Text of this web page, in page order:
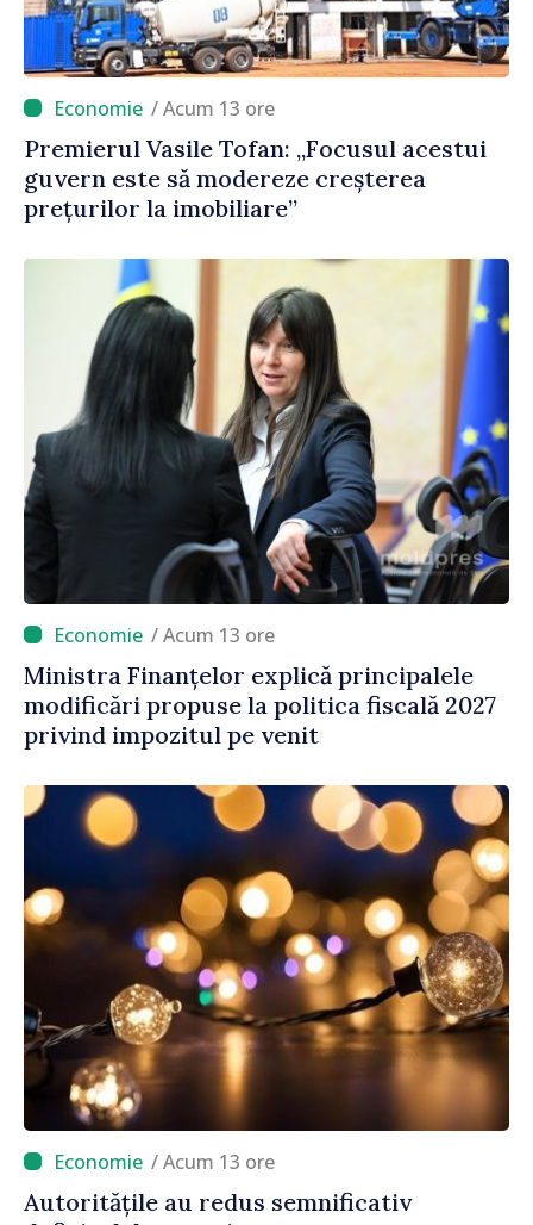
/ Acum 13 ore
Premierul Vasile Tofan: „Focusul acestui
guvern este să modereze creșterea
prețurilor la imobiliare”
/ Acum 13 ore
Ministra Finanțelor explică principalele
modificări propuse la politica fiscală 2027
privind impozitul pe venit
/ Acum 13 ore
Autoritățile au redus semnificativ